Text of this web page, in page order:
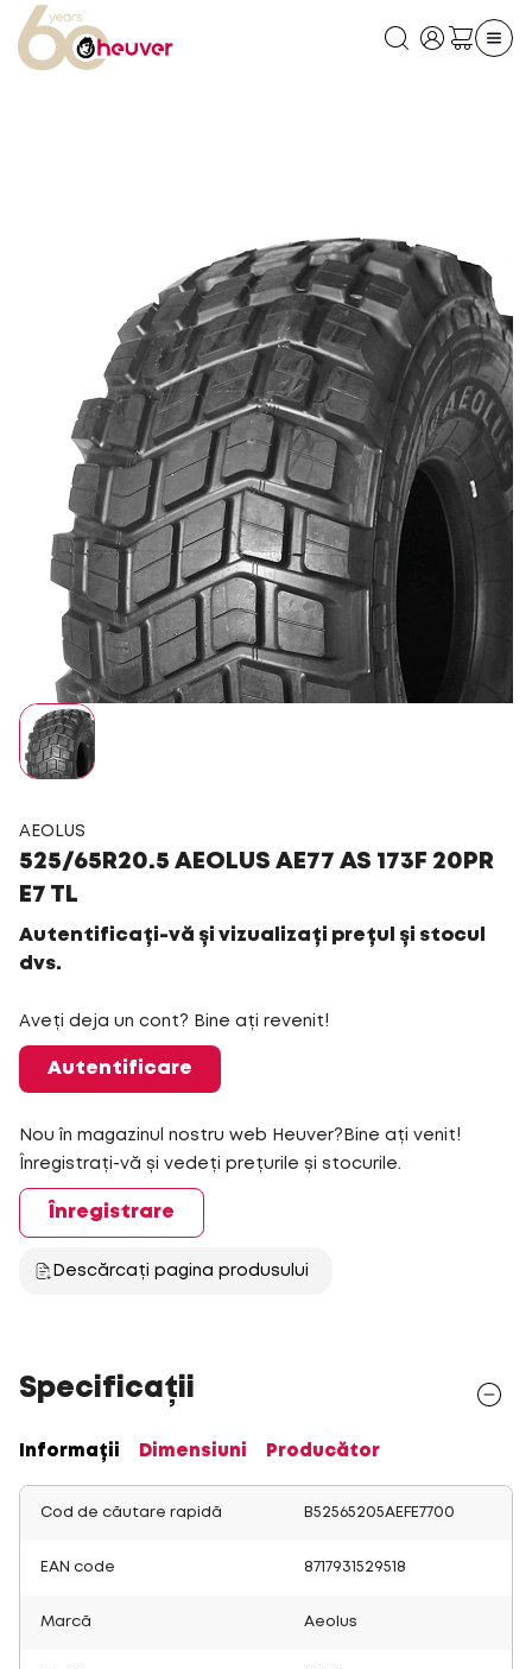
AEOLUS
525/65R20.5 AEOLUS AE77 AS 173F 20PR
E7 TL
Autentificați-vă și vizualizați prețul și stocul
dvs.
Aveți deja un cont? Bine ați revenit!
Autentificare
Nou în magazinul nostru web Heuver?Bine ați venit!
Înregistrați-vă și vedeți prețurile și stocurile.
Înregistrare
Descărcați pagina produsului
Specificații
Informații Dimensiuni Producător
Cod de căutare rapidă B52565205AEFE7700
EAN code 8717931529518
Marcă Aeolus